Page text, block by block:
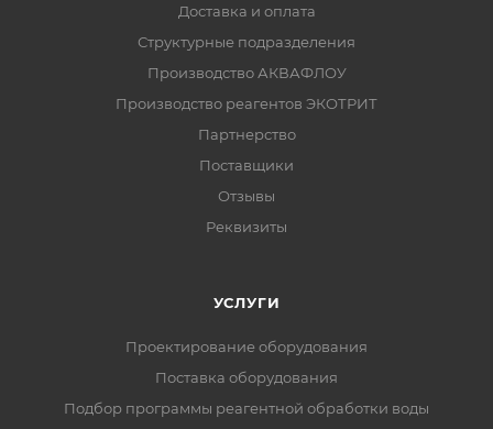
Доставка и оплата
Структурные подразделения
Производство АКВАФЛОУ
Производство реагентов ЭКОТРИТ
Партнерство
Поставщики
Отзывы
Реквизиты
УСЛУГИ
Проектирование оборудования
Поставка оборудования
Подбор программы реагентной обработки воды